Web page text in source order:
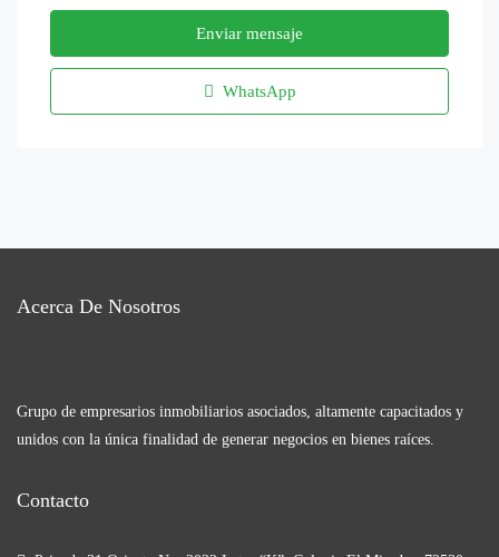
Enviar mensaje
WhatsApp
Acerca De Nosotros
Grupo de empresarios inmobiliarios asociados, altamente capacitados y
unidos con la única finalidad de generar negocios en bienes raíces.
Contacto